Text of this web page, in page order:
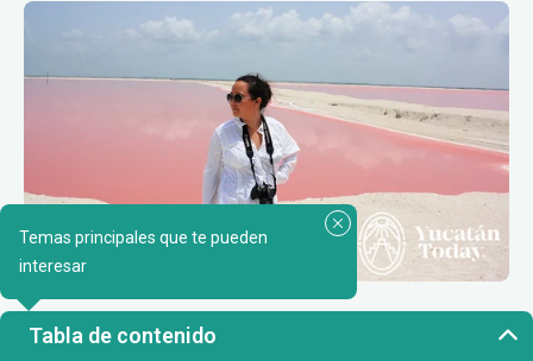
Temas principales que te pueden
interesar
Tabla de contenido